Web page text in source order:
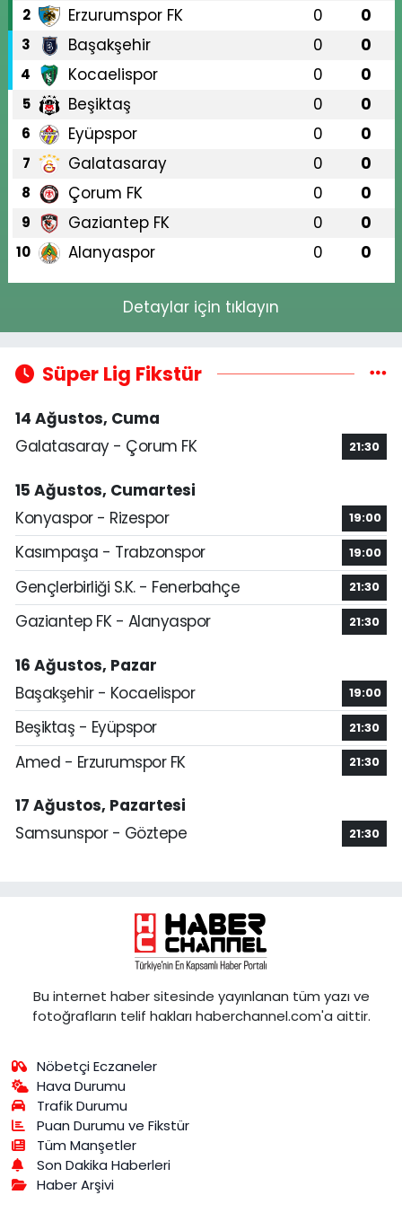
2 Erzurumspor FK 0 0
3 Başakşehir 0 0
4 Kocaelispor 0 0
5 Beşiktaş 0 0
6 Eyüpspor 0 0
7 Galatasaray 0 0
8 Çorum FK 0 0
9 Gaziantep FK 0 0
10 Alanyaspor 0 0
Detaylar için tıklayın
Süper Lig Fikstür
14 Ağustos, Cuma
Galatasaray - Çorum FK
21:30
15 Ağustos, Cumartesi
Konyaspor - Rizespor
19:00
Kasımpaşa - Trabzonspor 19:00
Gençlerbirliği S.K. - Fenerbahçe 21:30
Gaziantep FK - Alanyaspor 21:30
16 Ağustos, Pazar
Başakşehir - Kocaelispor
19:00
Beşiktaş - Eyüpspor 21:30
Amed - Erzurumspor FK 21:30
17 Ağustos, Pazartesi
Samsunspor - Göztepe
21:30
Bu internet haber sitesinde yayınlanan tüm yazı ve
fotoğrafların telif hakları haberchannel.com'a aittir.
Nöbetçi Eczaneler
Hava Durumu
Trafik Durumu
Puan Durumu ve Fikstür
Tüm Manşetler
Son Dakika Haberleri
Haber Arşivi